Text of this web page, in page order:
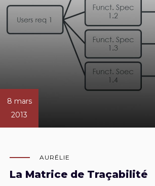
8 mars
2013
AURÉLIE
La Matrice de Traçabilité